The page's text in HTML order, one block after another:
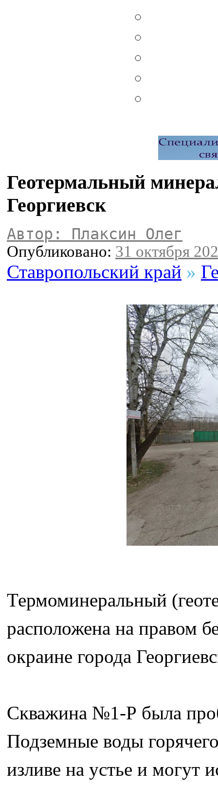
Геотермальный
Георгиевск
Автор: Плаксин Олег
Опубликовано: 31 октября
Ставропольский край »
Термоминеральный
расположена на правом
окраине города
Скважина №1-Р была
Подземные воды
изливе на устье и могут